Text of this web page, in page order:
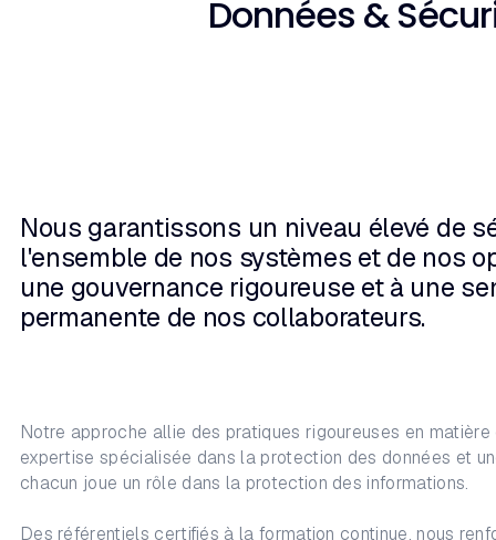
Données &
Nous garantissons un niveau élevé de
l'ensemble de nos systèmes et de nos
une gouvernance rigoureuse et à une
permanente de nos collaborateurs.
Notre approche allie des pratiques rigoureuses en
expertise spécialisée dans la protection des données et
chacun joue un rôle dans la protection des informations.
Des référentiels certifiés à la formation continue, nous